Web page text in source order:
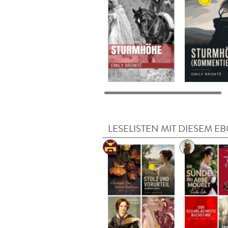
LESELISTEN MIT DIESEM